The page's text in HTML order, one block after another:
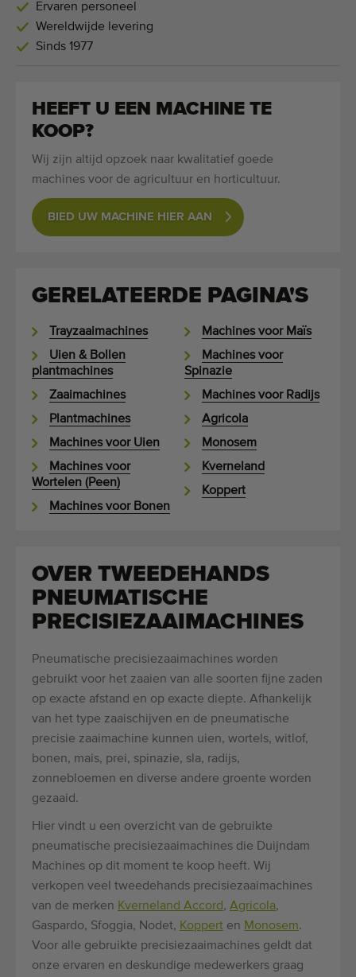
Ervaren personeel
Wereldwijde levering
Sinds 1977
HEEFT U EEN MACHINE TE
KOOP?
Wij zijn altijd opzoek naar kwalitatief goede
machines voor de agricultuur en horticultuur.
BIED UW MACHINE HIER AAN
GERELATEERDE PAGINA'S
Trayzaaimachines
Uien & Bollen
plantmachines
Zaaimachines
Plantmachines
Machines voor Uien
Machines voor
Wortelen (Peen)
Machines voor Bonen
Machines voor Maïs
Machines voor
Spinazie
Machines voor Radijs
Agricola
Monosem
Kverneland
Koppert
OVER TWEEDEHANDS
PNEUMATISCHE
PRECISIEZAAIMACHINES
Pneumatische precisiezaaimachines worden
gebruikt voor het zaaien van alle soorten fijne zaden
op exacte afstand en op exacte diepte. Afhankelijk
van het type zaaischijven en de pneumatische
precisie zaaimachine kunnen uien, wortels, witlof,
bonen, mais, prei, spinazie, sla, radijs,
zonnebloemen en diverse andere groente worden
gezaaid.
Hier vindt u een overzicht van de gebruikte
pneumatische precisiezaaimachines die Duijndam
Machines op dit moment te koop heeft. Wij
verkopen veel tweedehands precisiezaaimachines
van de merken Kverneland Accord, Agricola,
Gaspardo, Sfoggia, Nodet, Koppert en Monosem.
Voor alle gebruikte precisiezaaimachines geldt dat
onze ervaren en deskundige medewerkers graag